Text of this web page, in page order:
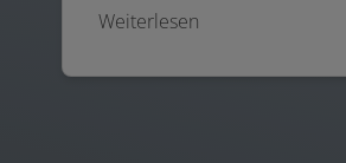
Weiterlesen